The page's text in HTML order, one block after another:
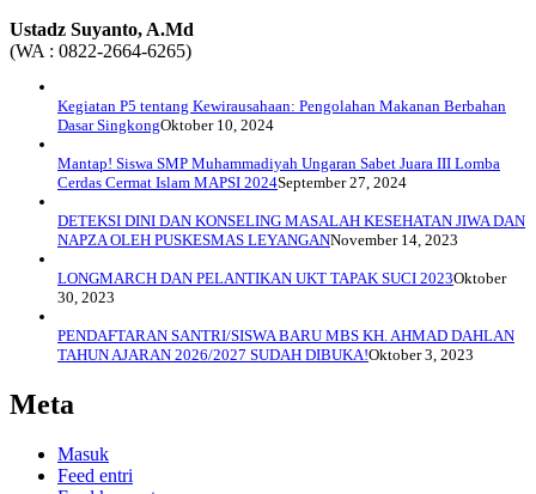
Ustadz Suyanto, A.Md
(WA : 0822-2664-6265)
Kegiatan P5 tentang Kewirausahaan: Pengolahan Makanan Berbahan
Dasar SingkongOktober 10, 2024
Mantap! Siswa SMP Muhammadiyah Ungaran Sabet Juara III Lomba
Cerdas Cermat Islam MAPSI 2024September 27, 2024
DETEKSI DINI DAN KONSELING MASALAH KESEHATAN JIWA DAN
NAPZA OLEH PUSKESMAS LEYANGANNovember 14, 2023
LONGMARCH DAN PELANTIKAN UKT TAPAK SUCI 2023Oktober
30, 2023
PENDAFTARAN SANTRI/SISWA BARU MBS KH. AHMAD DAHLAN
TAHUN AJARAN 2026/2027 SUDAH DIBUKA!Oktober 3, 2023
Meta
Masuk
Feed entri